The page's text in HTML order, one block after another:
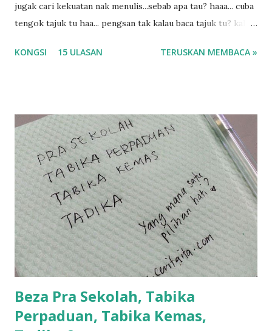
jugak cari kekuatan nak menulis...sebab apa tau? haaa... cuba
tengok tajuk tu haa... pengsan tak kalau baca tajuk tu? kalau
tau? yang sebut tu anak aku....diulangi ANAK AKU ....adoiiii
balik keja aku ajak la shah singgah Giant beli barang
sikit...dalam perjalanan dari dalam kereta tu biasalah kan
kami memang akan pimpin anak-anak jalan sampai masuk
dalam... dan kebiasanya bagi anak 4 macam kami ni bahagi-
bahagi lah siapa nak pimpin siapa... dan biasanya aku akan
dukung adik hadi sambil pimpin kakak husna... yang abg
ngah dengan abg long terserah pada shah la pulak.. tapi
kalau ikut anak-anak semua nak ummi pimpin... ajer rebeh
ba...
KONGSI 15 ULASAN TERUSKAN MEMBACA »
Beza Pra Sekolah, Tabika
Perpaduan, Tabika Kemas,